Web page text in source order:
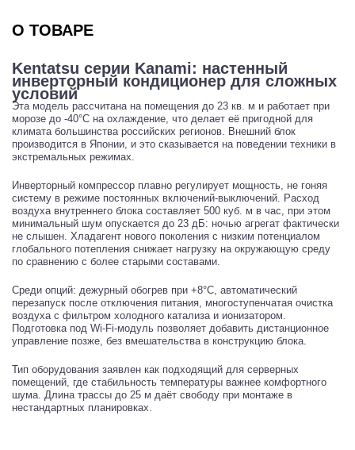
О ТОВАРЕ
Kentatsu серии Kanami: настенный
инверторный кондиционер для сложных
условий
Эта модель рассчитана на помещения до 23 кв. м и работает при
морозе до -40°C на охлаждение, что делает её пригодной для
климата большинства российских регионов. Внешний блок
производится в Японии, и это сказывается на поведении техники в
экстремальных режимах.
Инверторный компрессор плавно регулирует мощность, не гоняя
систему в режиме постоянных включений-выключений. Расход
воздуха внутреннего блока составляет 500 куб. м в час, при этом
минимальный шум опускается до 23 дБ: ночью агрегат фактически
не слышен. Хладагент нового поколения с низким потенциалом
глобального потепления снижает нагрузку на окружающую среду
по сравнению с более старыми составами.
Среди опций: дежурный обогрев при +8°C, автоматический
перезапуск после отключения питания, многоступенчатая очистка
воздуха с фильтром холодного катализа и ионизатором.
Подготовка под Wi-Fi-модуль позволяет добавить дистанционное
управление позже, без вмешательства в конструкцию блока.
Тип оборудования заявлен как подходящий для серверных
помещений, где стабильность температуры важнее комфортного
шума. Длина трассы до 25 м даёт свободу при монтаже в
нестандартных планировках.